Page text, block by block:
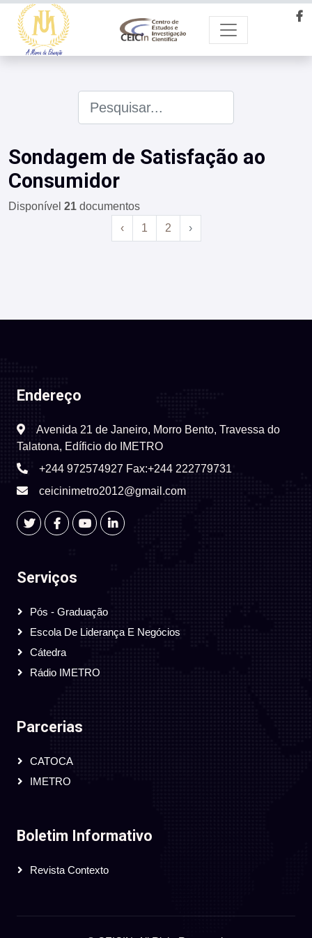
Sondagem de Satisfação ao
Consumidor
Disponível 21 documentos
‹
1 2 ›
Endereço
Avenida 21 de Janeiro, Morro Bento, Travessa do
Talatona, Edíficio do IMETRO
+244 972574927 Fax:+244 222779731
ceicinimetro2012@gmail.com
Serviços
Pós - Graduação
Escola De Liderança E Negócios
Cátedra
Rádio IMETRO
Parcerias
CATOCA
IMETRO
Boletim Informativo
Revista Contexto